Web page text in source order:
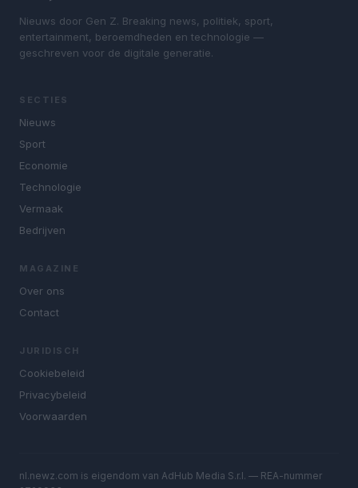
Nieuws door Gen Z. Breaking news, politiek, sport,
entertainment, beroemdheden en technologie —
geschreven voor de digitale generatie.
SECTIES
Nieuws
Sport
Economie
Technologie
Vermaak
Bedrijven
MAGAZINE
Over ons
Contact
JURIDISCH
Cookiebeleid
Privacybeleid
Voorwaarden
nl.newz.com is eigendom van AdHub Media S.r.l. — REA-nummer